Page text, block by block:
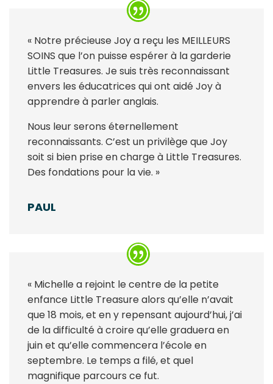
« Notre précieuse Joy a reçu les MEILLEURS
SOINS que l’on puisse espérer à la garderie
Little Treasures. Je suis très reconnaissant
envers les éducatrices qui ont aidé Joy à
apprendre à parler anglais.
Nous leur serons éternellement
reconnaissants. C’est un privilège que Joy
soit si bien prise en charge à Little Treasures.
Des fondations pour la vie. »
PAUL
« Michelle a rejoint le centre de la petite
enfance Little Treasure alors qu’elle n’avait
que 18 mois, et en y repensant aujourd’hui, j’ai
de la difficulté à croire qu’elle graduera en
juin et qu’elle commencera l’école en
septembre. Le temps a filé, et quel
magnifique parcours ce fut.